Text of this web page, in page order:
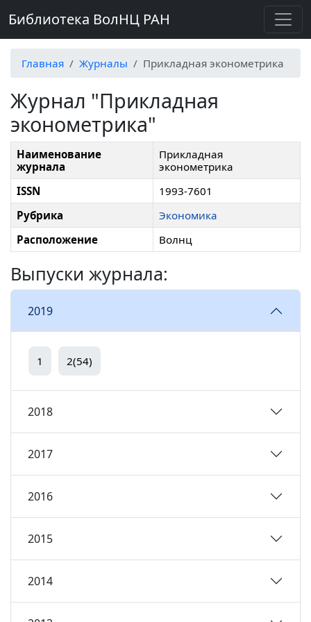
Библиотека ВолНЦ РАН
Главная Журналы Прикладная эконометрика
Журнал "Прикладная
эконометрика"
Наименование
журнала
Прикладная
эконометрика
ISSN
1993-7601
Рубрика
Экономика
Расположение
Волнц
Выпуски журнала:
2019
1 2(54)
2018
2017
2016
2015
2014